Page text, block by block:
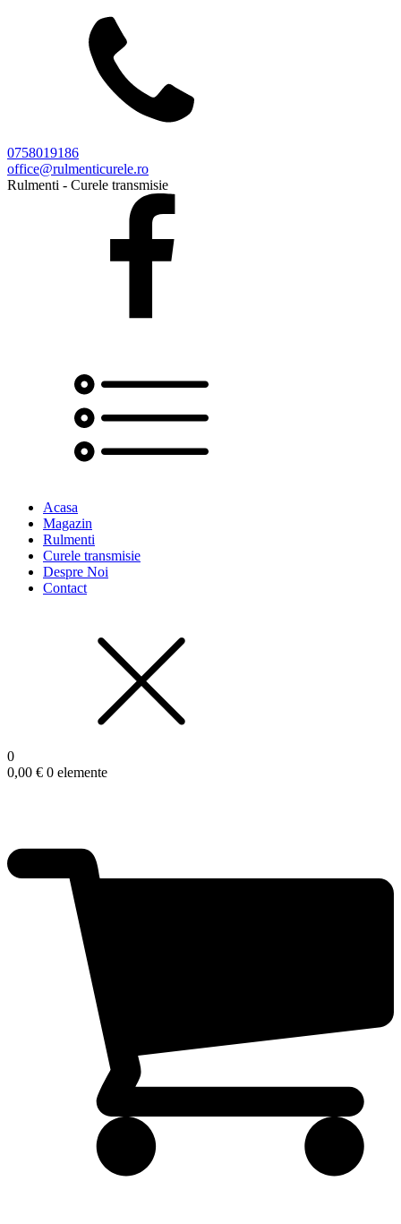
0758019186
office@rulmenticurele.ro
Rulmenti - Curele transmisie
Acasa
Magazin
Rulmenti
Curele transmisie
Despre Noi
Contact
0
0,00 € 0 elemente